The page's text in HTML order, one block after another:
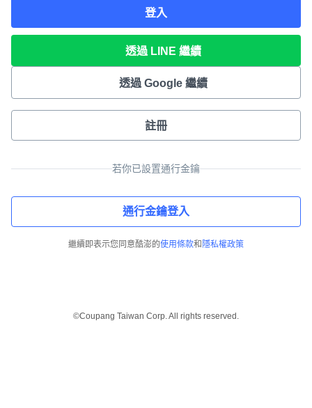
登入
透過 LINE 繼續
透過 Google 繼續
註冊
若你已設置通行金鑰
通行金鑰登入
繼續即表示您同意酷澎的使用條款和 隱私權政策
©Coupang Taiwan Corp. All rights reserved.